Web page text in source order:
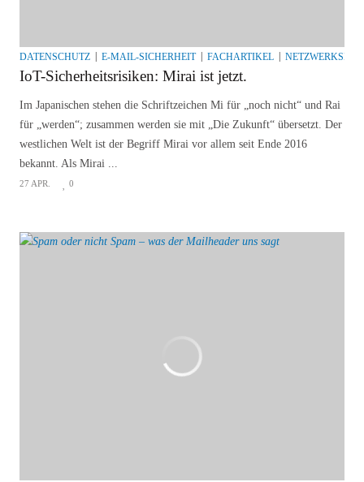
DATENSCHUTZ E-MAIL-SICHERHEIT FACHARTIKEL
IoT-Sicherheitsrisiken: Mirai ist jetzt.
Im Japanischen stehen die Schriftzeichen Mi für „noch nicht“ und Rai
für „werden“; zusammen werden sie mit „Die Zukunft“ übersetzt. Der
westlichen Welt ist der Begriff Mirai vor allem seit Ende 2016
bekannt. Als Mirai ...
27 APR. 0